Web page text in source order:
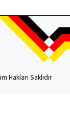
Hakları Saklıdır